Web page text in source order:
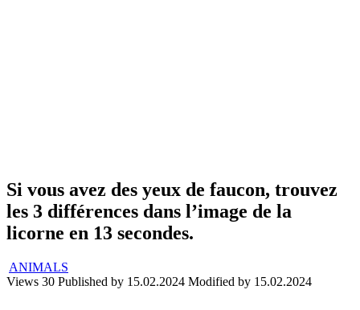
Si vous avez des yeux de faucon, trouvez
les 3 différences dans l’image de la
licorne en 13 secondes.
ANIMALS
Views 30 Published by 15.02.2024 Modified by 15.02.2024